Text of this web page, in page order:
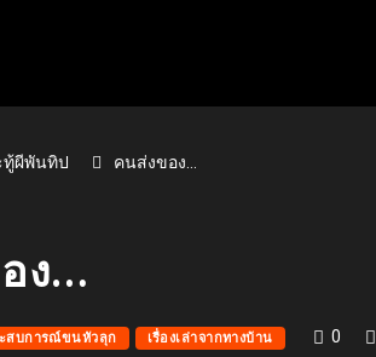
ทู้ผีพันทิป คนส่งของ…
ง…
สบการณ์ขนหัวลุก เรื่องเล่าจากทางบ้าน 0